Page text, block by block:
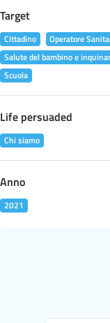
Target
Cittadino Operatore
Salute del bambino e
Scuola
Life persuaded
Chi siamo
Anno
2021